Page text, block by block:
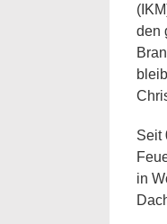
den
Seit
in